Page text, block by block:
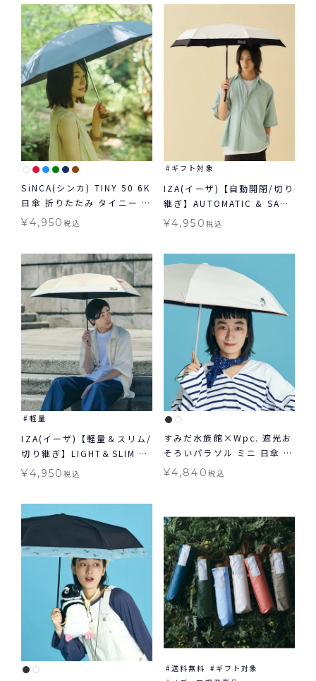
SiNCA(シンカ) TINY 50 6K
日傘 折りたたみ タイニー コ
ンパクト 晴雨兼用 送料無料
¥4,950税込
ギフト対象
IZA(イーザ)【自動開閉/切り
継ぎ】AUTOMATIC & SAFE
オートマティック＆セーフ
¥4,950 税込
軽量
IZA(イーザ)【軽量＆スリム/
切り継ぎ】LIGHT＆SLIM ラ
イト＆スリム 軽量 日傘 折り
¥4,950税込
すみだ水族館×Wpc. 遮光お
そろいパラソル ミニ 日傘 折
りたたみ 晴雨兼用 ギフト対
¥4,840 税込
送料無料
ギフト対象